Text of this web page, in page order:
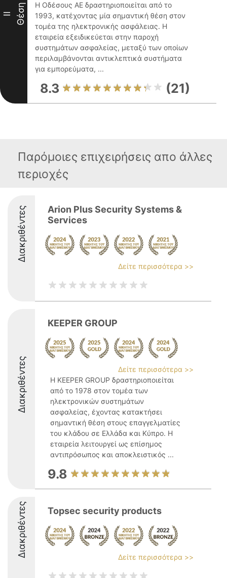
II Θέση
Η Οδέσους ΑΕ δραστηριοποιείται από το
1993, κατέχοντας μία σημαντική θέση στον
τομέα της ηλεκτρονικής ασφάλειας. Η
εταιρεία εξειδικεύεται στην παροχή
συστημάτων ασφαλείας, μεταξύ των οποίων
περιλαμβάνονται αντικλεπτικά συστήματα
για εμπορεύματα, ...
8.3 (21)
Παρόμοιες επιχειρήσεις απο άλλες
περιοχές
Διακριθέντες
Arion Plus Security Systems &
Services
Δείτε περισσότερα >>
Διακριθέντες
KEEPER GROUP
Δείτε περισσότερα >>
Η KEEPER GROUP δραστηριοποιείται
από το 1978 στον τομέα των
ηλεκτρονικών συστημάτων
ασφαλείας, έχοντας κατακτήσει
σημαντική θέση στους επαγγελματίες
του κλάδου σε Ελλάδα και Κύπρο. Η
εταιρεία λειτουργεί ως επίσημος
αντιπρόσωπος και αποκλειστικός ...
9.8
Διακριθέντες Topsec security products
Δείτε περισσότερα >>